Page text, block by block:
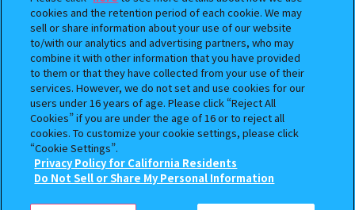
アンケート
ウェブアクセシビリティ方針
Do Not Sell or Share My Personal Information
本サイトに掲載されている全ての画像、文章、データの無断転用、転載をお断りします。
cookies and the retention period of each cookie. We may
sell or share information about your use of our website
to/with our analytics and advertising partners, who may
combine it with other information that you have provided
to them or that they have collected from your use of their
services. However, we do not set and use cookies for our
users under 16 years of age. Please click “Reject All
Cookies” if you are under the age of 16 or to reject all
cookies. To customize your cookie settings, please click
“Cookie Settings”.
Privacy Policy for California Residents
Do Not Sell or Share My Personal Information